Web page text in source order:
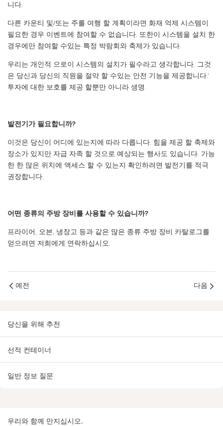
니다.
다른 카운티 및/또는 주를 여행 할 계획이라면 화재 억제 시스템이
필요한 경우 이벤트에 참여할 수 없습니다. 또한이 시스템을 설치 한
경우에만 참여할 수있는 특정 박람회와 축제가 있습니다.
우리는 개인적 으로이 시스템의 설치가 필수라고 생각합니다. 그것
은 당신과 당신의 직원을 절약 할 수있는 안전 기능을 제공합니다.’
투자에 대한 보호를 제공 할뿐만 아니라 생명.
발전기가 필요합니까?
이것은 당신이 어디에 있는지에 따라 다릅니다. 힘을 제공 할 축제와
장소가 있지만 자급 자족 할 것으로 예상되는 행사도 있습니다. 가능
한 한 많은 위치에 액세스 할 수 있는지 확인하려면 발전기를 적극
권장합니다.
어떤 종류의 주방 장비를 사용할 수 있습니까?
프라이어, 오븐, 냉장고 등과 같은 많은 종류 주방 장비 카탈로그를
얻으려면 저희에게 연락하십시오.
예전 다음
당신을 위해 추천
선적 컨테이너
일반 정보 질문
우리와 함께 만지십시오.